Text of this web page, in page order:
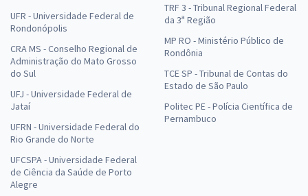
UFR - Universidade Federal de
Rondonópolis
CRA MS - Conselho Regional de
Administração do Mato Grosso
do Sul
UFJ - Universidade Federal de
Jataí
UFRN - Universidade Federal do
Rio Grande do Norte
UFCSPA - Universidade Federal
de Ciência da Saúde de Porto
Alegre
TRF 3 - Tribunal Regional Federal
da 3ª Região
MP RO - Ministério Público de
Rondônia
TCE SP - Tribunal de Contas do
Estado de São Paulo
Politec PE - Polícia Científica de
Pernambuco